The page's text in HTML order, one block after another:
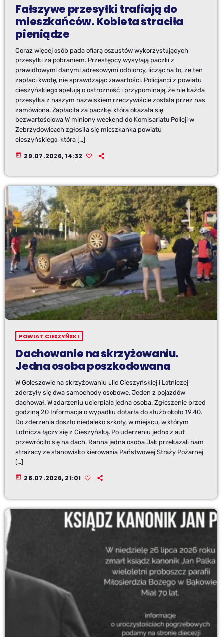
Fałszywe przesyłki trafiają do
mieszkańców. Kobieta straciła
pieniądze
Coraz więcej osób pada ofiarą oszustów wykorzystujących
przesyłki za pobraniem. Przestępcy wysyłają paczki z
prawidłowymi danymi adresowymi odbiorcy, licząc na to, że ten
zapłaci kwotę, nie sprawdzając zawartości. Policjanci z powiatu
cieszyńskiego apelują o ostrożność i przypominają, że nie każda
przesyłka z naszym nazwiskiem rzeczywiście została przez nas
zamówiona. Zapłaciła za paczkę, która okazała się
bezwartościowa W miniony weekend do Komisariatu Policji w
Zebrzydowicach zgłosiła się mieszkanka powiatu
cieszyńskiego, która […]
today 29.07.2026, 14:32
POWIAT CIESZYŃSKI
Dachowanie na skrzyżowaniu.
Jedna osoba poszkodowana
W Goleszowie na skrzyżowaniu ulic Cieszyńskiej i Lotniczej
zderzyły się dwa samochody osobowe. Jeden z pojazdów
dachował. W zdarzeniu ucierpiała jedna osoba. Zgłoszenie przed
godziną 20 Informacja o wypadku dotarła do służb około 19.40.
Do zderzenia doszło niedaleko szkoły, w miejscu, w którym
Lotnicza łączy się z Cieszyńską. Po uderzeniu jedno z aut
przewróciło się na dach. Ranna jedna osoba Jak przekazali nam
strażacy ze stanowisko kierowania Państwowej Straży Pożarnej
[…]
today 28.07.2026, 21:01